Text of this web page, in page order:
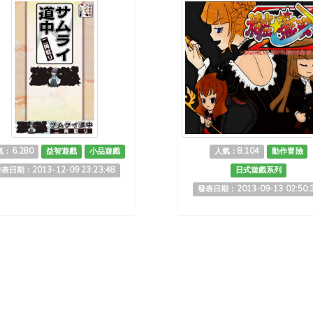
：6,280 益智遊戲
小品遊戲
表日期：2013-12-09 23:23:48
人氣：8,104
動作冒險
日式遊戲系列
發表日期：2013-09-13